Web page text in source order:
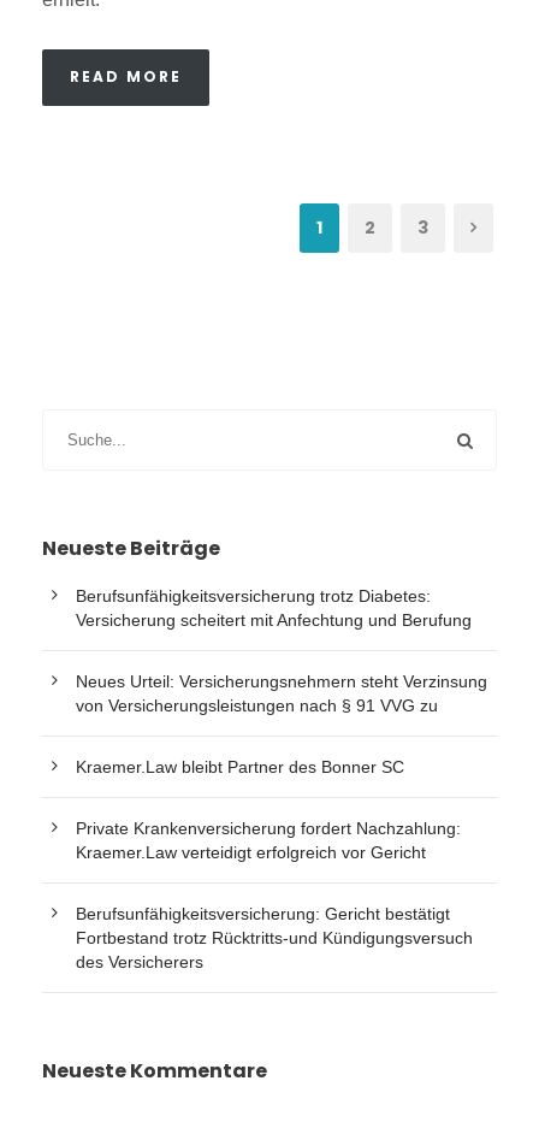
READ MORE
1 2 3
Neueste Beiträge
Berufsunfähigkeitsversicherung trotz Diabetes:
Versicherung scheitert mit Anfechtung und Berufung
Neues Urteil: Versicherungsnehmern steht Verzinsung
von Versicherungsleistungen nach § 91 VVG zu
Kraemer.Law bleibt Partner des Bonner SC
Private Krankenversicherung fordert Nachzahlung:
Kraemer.Law verteidigt erfolgreich vor Gericht
Berufsunfähigkeitsversicherung: Gericht bestätigt
Fortbestand trotz Rücktritts-und Kündigungsversuch
des Versicherers
Neueste Kommentare